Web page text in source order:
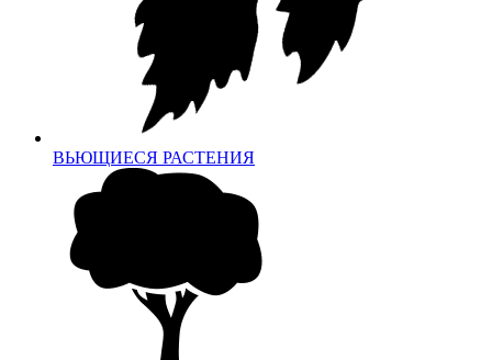
ВЬЮЩИЕСЯ РАСТЕНИЯ